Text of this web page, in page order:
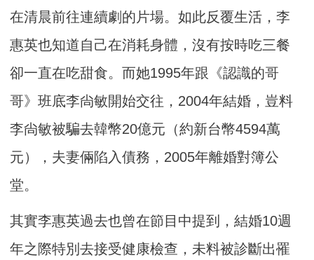
在清晨前往連續劇的片場。如此反覆生活，李
惠英也知道自己在消耗身體，沒有按時吃三餐
卻一直在吃甜食。而她1995年跟《認識的哥
哥》班底李尙敏開始交往，2004年結婚，豈料
李尙敏被騙去韓幣20億元（約新台幣4594萬
元），夫妻倆陷入債務，2005年離婚對簿公
堂。
其實李惠英過去也曾在節目中提到，結婚10週
年之際特別去接受健康檢查，未料被診斷出罹